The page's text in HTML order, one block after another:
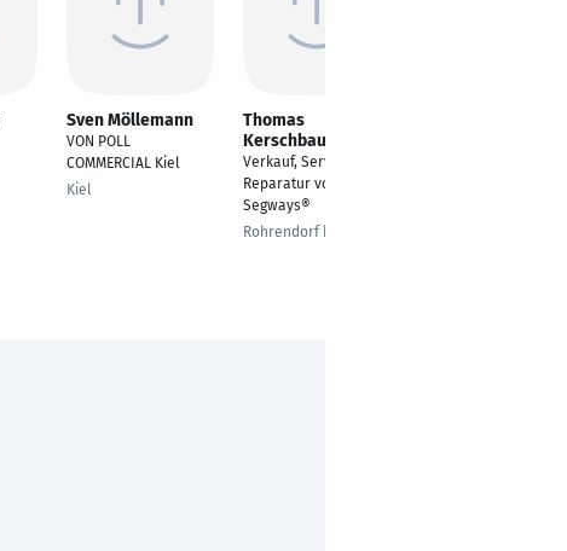
Sven Möllemann
VON POLL
COMMERCIAL Kiel
Kiel
Thomas
Kerschbaumer
Verkauf, Service und
Reparatur von
Segways®
Rohrendorf bei Krems